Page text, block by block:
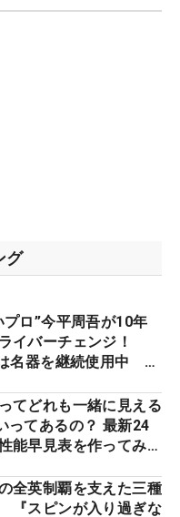
グ
プロ”今平周吾が10年
イバーチェンジ！
名器を継続使用中 #
てどれも一緒に見える
ってあるの？ 最新24
能早見表を作ってみ
全英制覇を支えた三種
『スピンが入り過ぎな